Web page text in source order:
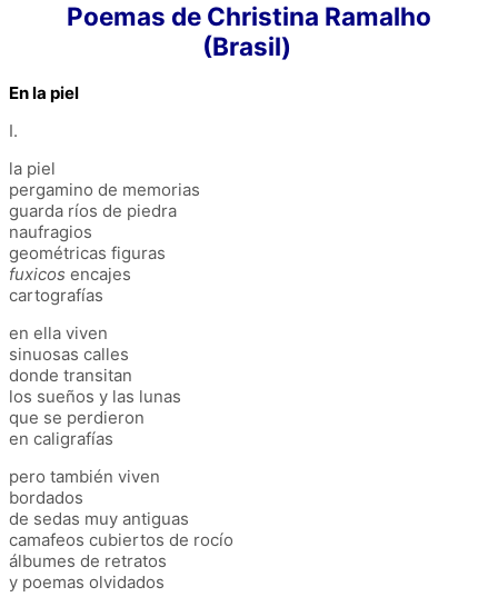
Poemas de Christina Ramalho
(Brasil)
En la piel
I.
la piel
pergamino de memorias
guarda ríos de piedra
naufragios
geométricas figuras
fuxicos encajes
cartografías
en ella viven
sinuosas calles
donde transitan
los sueños y las lunas
que se perdieron
en caligrafías
pero también viven
bordados
de sedas muy antiguas
camafeos cubiertos de rocío
álbumes de retratos
y poemas olvidados